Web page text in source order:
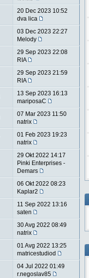
20 Dec 2023 10:52
dva lica
03 Dec 2023 22:27
Melody
29 Sep 2023 22:08
RIA
29 Sep 2023 21:59
RIA
13 Sep 2023 16:13
mariposaC
07 Mar 2023 11:50
natrix
01 Feb 2023 19:23
natrix
29 Okt 2022 14:17
Pinki Enterprises -
Demars
06 Okt 2022 08:23
Kaplar2
11 Sep 2022 13:16
saten
30 Avg 2022 08:49
natrix
01 Avg 2022 13:25
matricestudiod
04 Jul 2022 01:49
r.negoslav85